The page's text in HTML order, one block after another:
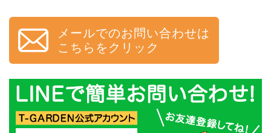
メールでのお問い合わせは
こちらをクリック